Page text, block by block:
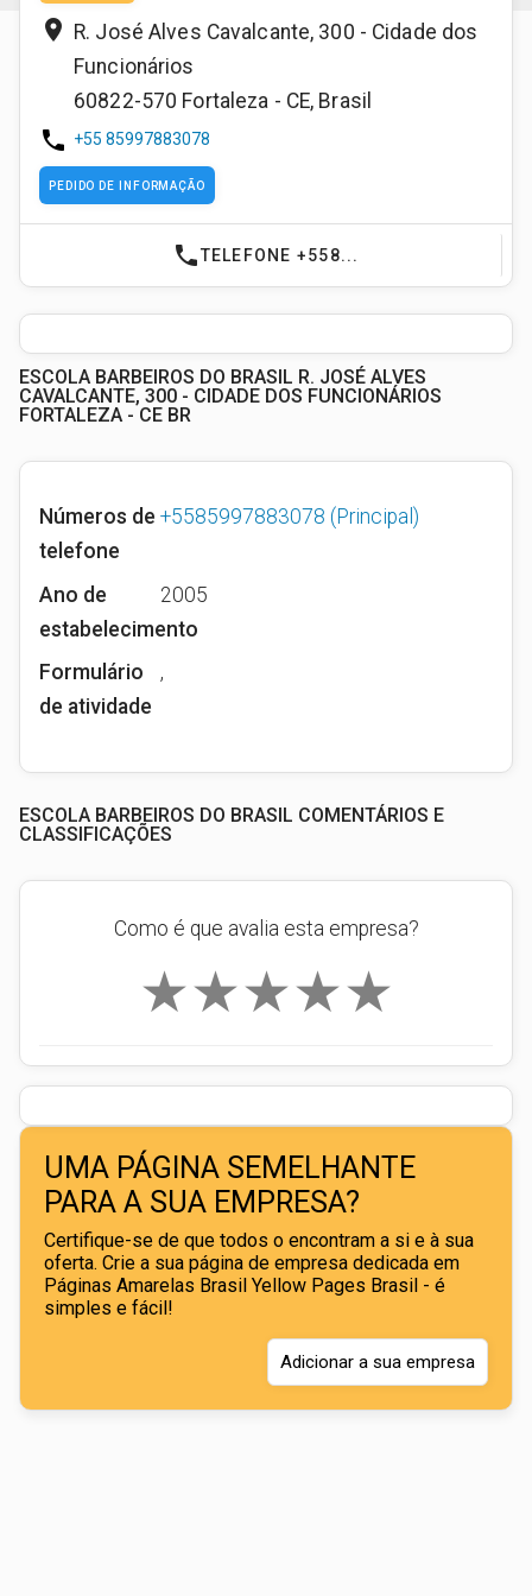
place R. José Alves Cavalcante, 300 - Cidade dos
Funcionários
60822-570 Fortaleza - CE, Brasil
phone +55 85997883078
PEDIDO DE INFORMAÇÃO
phoneTELEFONE +558...
ESCOLA BARBEIROS DO BRASIL R. JOSÉ ALVES
CAVALCANTE, 300 - CIDADE DOS FUNCIONÁRIOS
FORTALEZA - CE BR
Números de
telefone
+5585997883078 (Principal)
Ano de
estabelecimento
2005
Formulário
de atividade
,
ESCOLA BARBEIROS DO BRASIL COMENTÁRIOS E
CLASSIFICAÇÕES
Como é que avalia esta empresa?
★
★
★
★
★
UMA PÁGINA SEMELHANTE
PARA A SUA EMPRESA?
Certifique-se de que todos o encontram a si e à sua
oferta. Crie a sua página de empresa dedicada em
Páginas Amarelas Brasil Yellow Pages Brasil - é
simples e fácil!
Adicionar a sua empresa